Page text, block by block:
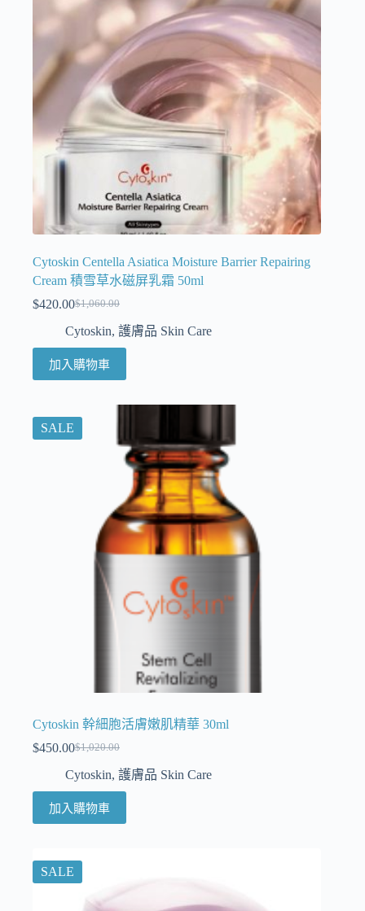
Cytoskin Centella Asiatica Moisture Barrier Repairing
Cream 積雪草水磁屏乳霜 50ml
$1,060.00
$420.00
Cytoskin, 護膚品 Skin Care
加入購物車
SALE
Cytoskin 幹細胞活膚嫩肌精華 30ml
$1,020.00
$450.00
Cytoskin, 護膚品 Skin Care
加入購物車
SALE